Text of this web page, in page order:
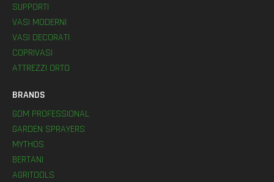
SUPPORTI
VASI MODERNI
VASI DECORATI
COPRIVASI
ATTREZZI ORTO
BRANDS
GDM PROFESSIONAL
GARDEN SPRAYERS
MYTHOS
BERTANI
AGRITOOLS